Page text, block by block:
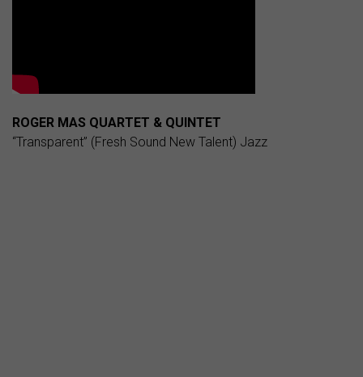
ROGER MAS QUARTET & QUINTET
“Transparent” (Fresh Sound New Talent) Jazz